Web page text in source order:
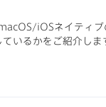
iOSネイティブ
いるかをご紹介しま